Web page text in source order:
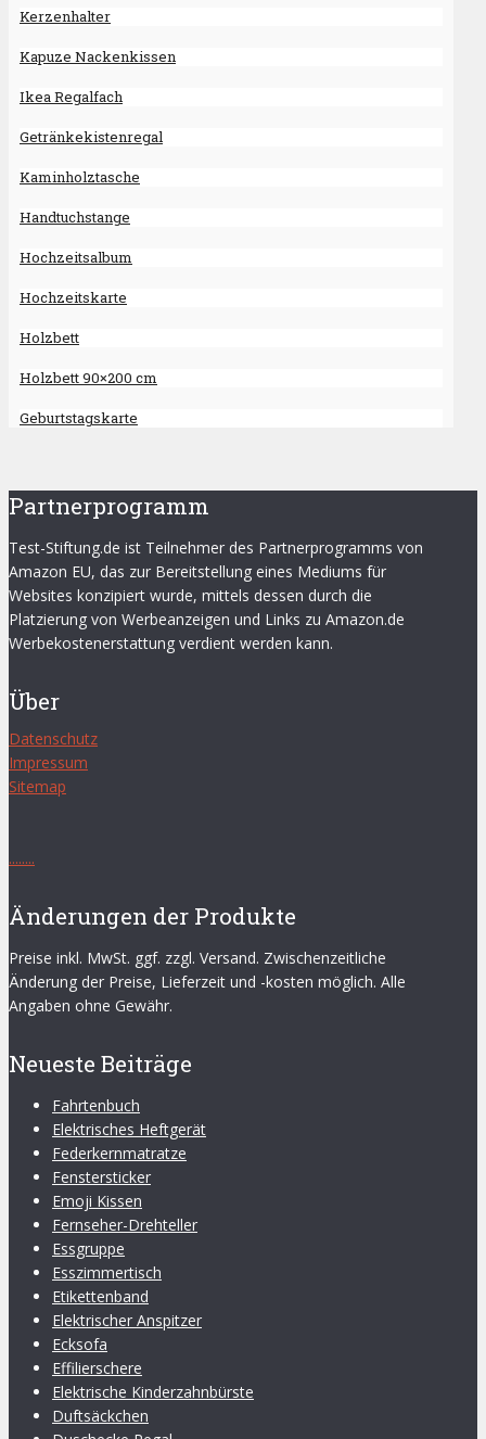
Kerzenhalter
Kapuze Nackenkissen
Ikea Regalfach
Getränkekistenregal
Kaminholztasche
Handtuchstange
Hochzeitsalbum
Hochzeitskarte
Holzbett
Holzbett 90×200 cm
Geburtstagskarte
Partnerprogramm
Test-Stiftung.de ist Teilnehmer des Partnerprogramms von
Amazon EU, das zur Bereitstellung eines Mediums für
Websites konzipiert wurde, mittels dessen durch die
Platzierung von Werbeanzeigen und Links zu Amazon.de
Werbekostenerstattung verdient werden kann.
Über
Datenschutz
Impressum
Sitemap
........
Änderungen der Produkte
Preise inkl. MwSt. ggf. zzgl. Versand. Zwischenzeitliche
Änderung der Preise, Lieferzeit und -kosten möglich. Alle
Angaben ohne Gewähr.
Neueste Beiträge
Fahrtenbuch
Elektrisches Heftgerät
Federkernmatratze
Fenstersticker
Emoji Kissen
Fernseher-Drehteller
Essgruppe
Esszimmertisch
Etikettenband
Elektrischer Anspitzer
Ecksofa
Effilierschere
Elektrische Kinderzahnbürste
Duftsäckchen